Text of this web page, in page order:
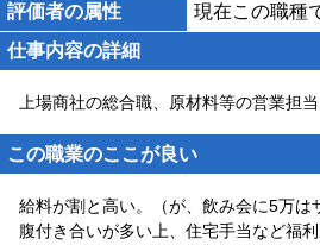
評価者の属性
現在この職種
仕事内容の詳細
上場商社の総合職、原材料等の営業担当
この職業のここが良い
給料が割と高い。（が、飲み会に5万は
腹付き合いが多い上、住宅手当など福